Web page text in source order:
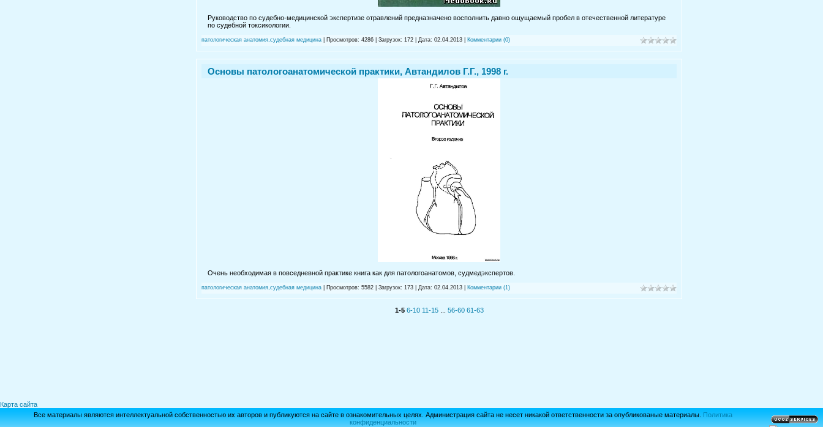
Руководство по судебно-медицинской экспертизе отравлений предназначено восполнить давно ощущаемый пробел в отечественной литературе
по судебной токсикологии.
патологическая анатомия,судебная медицина | Просмотров: 4286 | Загрузок: 172 | Дата: 02.04.2013 Комментарии (0)
Основы патологоанатомической практики, Автандилов Г.Г., 1998 г.
Очень необходимая в повседневной практике книга как для патологоанатомов, судмедэкспертов.
патологическая анатомия,судебная медицина | Просмотров: 5582 | Загрузок: 173 | Дата: 02.04.2013 Комментарии (1)
1-5 6-10 11-15 56-60 61-63
Карта сайта
Все материалы являются интеллектуальной собственностью их авторов и публикуются на сайте в ознакомительных целях. Администрация сайта не несет никакой ответственности за опубликованые материалы. Политика
конфиденциальности